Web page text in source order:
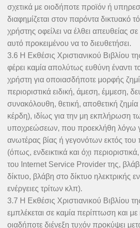
σχετικά με οιοδήποτε προϊόν ή
διαφημίζεται στον παρόντα δικτυακό
χρήστης οφείλει να έλθει απευθείας
αυτό προκειμένου να το διευθετήσει.
3.6 Η Εκθέσις Χριστιανικού Βιβλίου
φέρει καμία απολύτως ευθύνη έναντι
χρήστη για οποιασδήποτε μορφής
περιοριστικά ειδική, άμεση, έμμεση,
συνακόλουθη, θετική, αποθετική
κέρδη), ιδίως για την μη εκπλήρωση
υποχρεώσεων, που προεκλήθη λόγω
ανωτέρας βίας ή γεγονότων εκτός του
(όπως, ενδεικτικά και όχι
του Internet Service Provider της,
δίκτυο, βλάβη στο δίκτυο ηλεκτρικής
ενέργειες τρίτων κλπ).
3.7 Η Εκθέσις Χριστιανικού Βιβλίου
εμπλέκεται σε καμία περίπτωση και
οιαδήποτε διένεξη τυχόν προκύψει